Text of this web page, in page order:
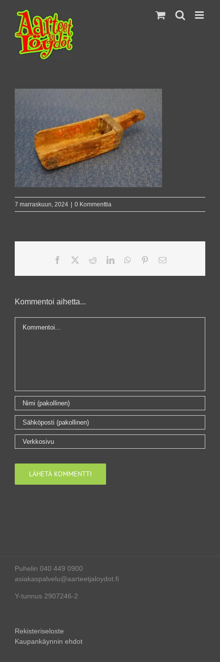
content
7 marraskuun, 2024 0 Kommenttia
Facebook RedditLinkedInWhatsApp
PinterestSähköposti
Kommentoi aihetta...
Puhelin 040 449 0900
asiakaspalvelu@aarteetjaloydot.fi
Y-tunnus 2907246-2
Rekisteriseloste
Kaupankäynnin ehdot